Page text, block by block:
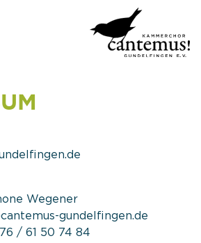
Wegener
gundelfingen.de
/ 61 50 74 84